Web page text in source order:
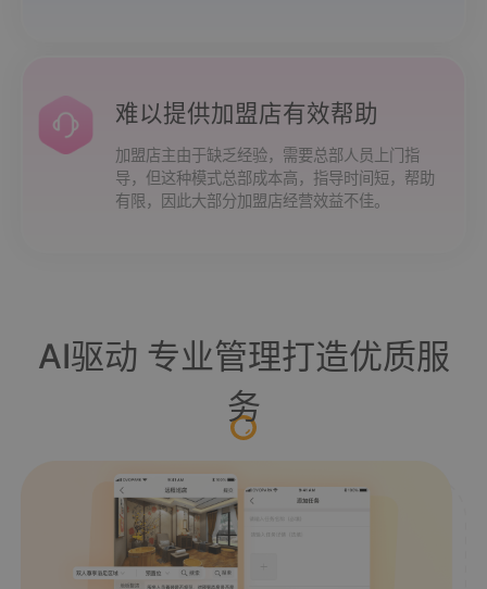
难以提供加盟店有效帮助
加盟店主由于缺乏经验，需要总部人员上门指
导，但这种模式总部成本高，指导时间短，帮助
有限，因此大部分加盟店经营效益不佳。
AI驱动 专业管理打造优质服
务